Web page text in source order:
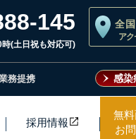
145
(土日祝も対応可)
全国
アク
務提携 感染
採用情報
無
お